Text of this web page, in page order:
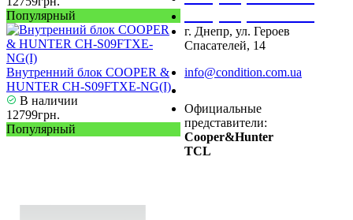
Популярный
Внутренний блок COOPER &
HUNTER CH-S09FTXE-NG(I)
В наличии
12799грн.
Популярный
г. Днепр, ул. Героев
Спасателей, 14
info@condition.com.ua
Официальные
представители:
Cooper&Hunter
TCL